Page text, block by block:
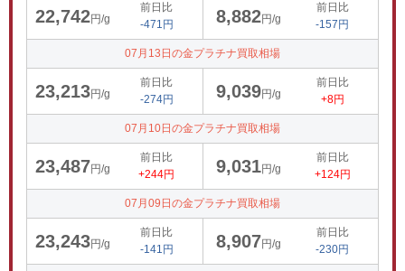
22,742円/g
前日比
-471円
8,882円/g
前日比
-157円
07月13日の金プラチナ買取相場
23,213円/g
前日比
-274円
9,039円/g
前日比
+8円
07月10日の金プラチナ買取相場
23,487円/g
前日比
+244円
9,031円/g
前日比
+124円
07月09日の金プラチナ買取相場
23,243円/g
前日比
-141円
8,907円/g
前日比
-230円